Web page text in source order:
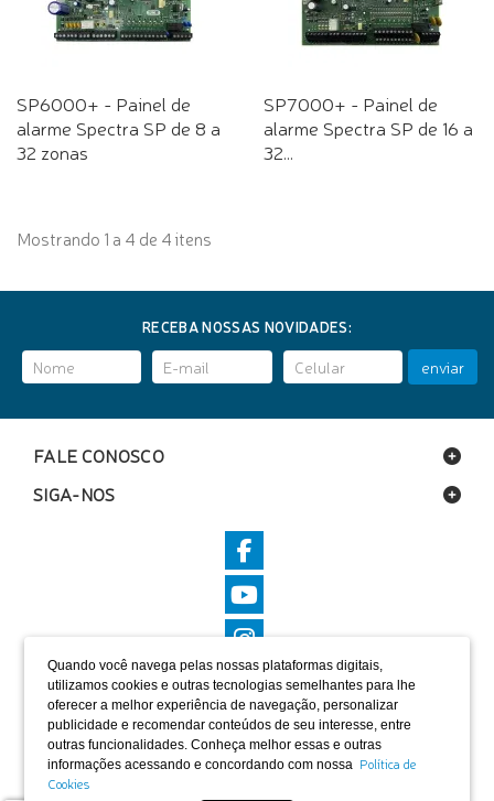
Quando você navega pelas nossas plataformas digitais,
utilizamos cookies e outras tecnologias semelhantes para lhe
oferecer a melhor experiência de navegação, personalizar
publicidade e recomendar conteúdos de seu interesse, entre
outras funcionalidades. Conheça melhor essas e outras
informações acessando e concordando com nossa Política de
Cookies
SP6000+ - Painel de
alarme Spectra SP de 8 a
32 zonas
SP7000+ - Painel de
alarme Spectra SP de 16 a
32...
Mostrando 1 a 4 de 4 itens
RECEBA NOSSAS NOVIDADES:
enviar
FALE CONOSCO
SIGA-NOS
LOCALIZAÇÃO